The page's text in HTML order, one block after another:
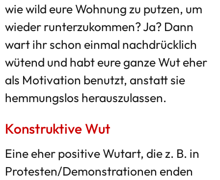
wie wild eure Wohnung zu putzen, um
wieder runterzukommen? Ja? Dann
wart ihr schon einmal nachdrücklich
wütend und habt eure ganze Wut eher
als Motivation benutzt, anstatt sie
hemmungslos herauszulassen.
Konstruktive Wut
Eine eher positive Wutart, die z. B. in
Protesten/Demonstrationen enden